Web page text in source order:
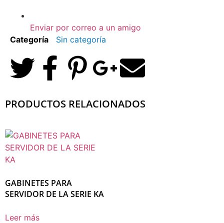
Enviar por correo a un amigo
Categoría
Sin categoría
PRODUCTOS RELACIONADOS
GABINETES PARA
SERVIDOR DE LA SERIE KA
Leer más